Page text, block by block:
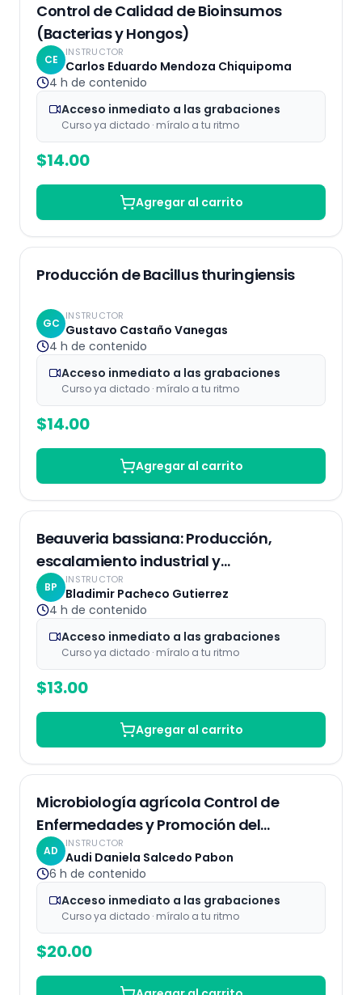
Control de Calidad de Bioinsumos
(Bacterias y Hongos)
CE
INSTRUCTOR
Carlos Eduardo Mendoza Chiquipoma
4 h de contenido
Acceso inmediato a las grabaciones
Curso ya dictado · míralo a tu ritmo
$14.00
Agregar al carrito
Grabaciones
Producción de Bacillus thuringiensis
GC
INSTRUCTOR
Gustavo Castaño Vanegas
4 h de contenido
Acceso inmediato a las grabaciones
Curso ya dictado · míralo a tu ritmo
$14.00
Agregar al carrito
Beauveria bassiana: Producción,
escalamiento industrial y
comercialización
BP
INSTRUCTOR
Bladimir Pacheco Gutierrez
4 h de contenido
Acceso inmediato a las grabaciones
Curso ya dictado · míralo a tu ritmo
$13.00
Agregar al carrito
Grabaciones
Microbiología agrícola Control de
Enfermedades y Promoción del
Crecimiento Vegetal
AD
INSTRUCTOR
Audi Daniela Salcedo Pabon
6 h de contenido
Acceso inmediato a las grabaciones
Curso ya dictado · míralo a tu ritmo
$20.00